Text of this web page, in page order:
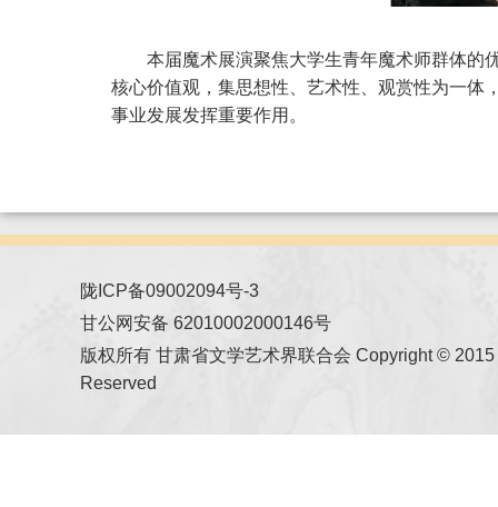
本届魔术展演聚焦大学生青年魔术师群体的
核心价值观，集思想性、艺术性、观赏性为一体
事业发展发挥重要作用。
陇ICP备09002094号-3
甘公网安备 62010002000146号
版权所有 甘肃省文学艺术界联合会 Copyright ©
Reserved